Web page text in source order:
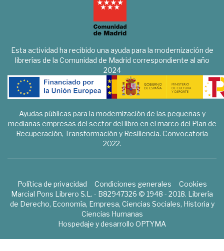
Esta actividad ha recibido una ayuda para la modernización de
librerías de la Comunidad de Madrid correspondiente al año
2024
Ayudas públicas para la modernización de las pequeñas y
medianas empresas del sector del libro en el marco del Plan de
Recuperación, Transformación y Resiliencia. Convocatoria
2022.
Política de privacidad Condiciones generales
Cookies
Marcial Pons Librero S.L. - B82947326 © 1948 - 2018. Librería
de Derecho, Economía, Empresa, Ciencias Sociales, Historia y
Ciencias Humanas
Hospedaje y desarrollo OPTYMA